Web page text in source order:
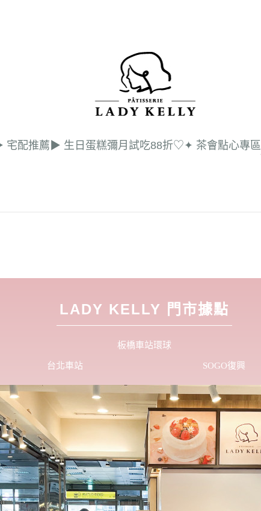
宅配推薦 ▶︎ 生日蛋糕彌月試吃88折♡✦ 茶會點心專區
LADY KELLY 門市據點
板橋車站環球
台北車站 SOGO復興